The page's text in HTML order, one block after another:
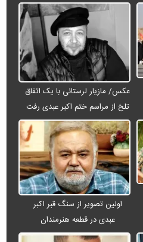
عکس/ مازیار لرستانی با یک اتفاق
تلخ از مراسم ختم اکبر عبدی رفت
اولین تصویر از سنگ قبر اکبر
عبدی در قطعه هنرمندان